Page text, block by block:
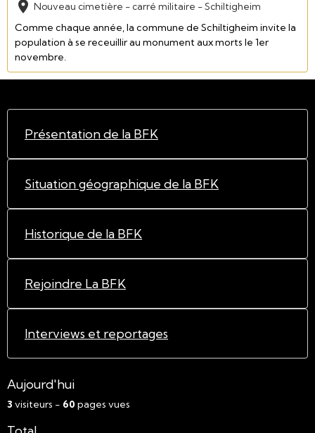
Nouveau cimetière - carré militaire - Schiltigheim
Comme chaque année, la commune de Schiltigheim invite la
population à se receuillir au monument aux morts le 1er
novembre.
Présentation de la BFK
Situation géographique de la BFK
Historique de la BFK
Rejoindre La BFK
Interviews et reportages
Aujourd'hui
3 visiteurs - 60 pages vues